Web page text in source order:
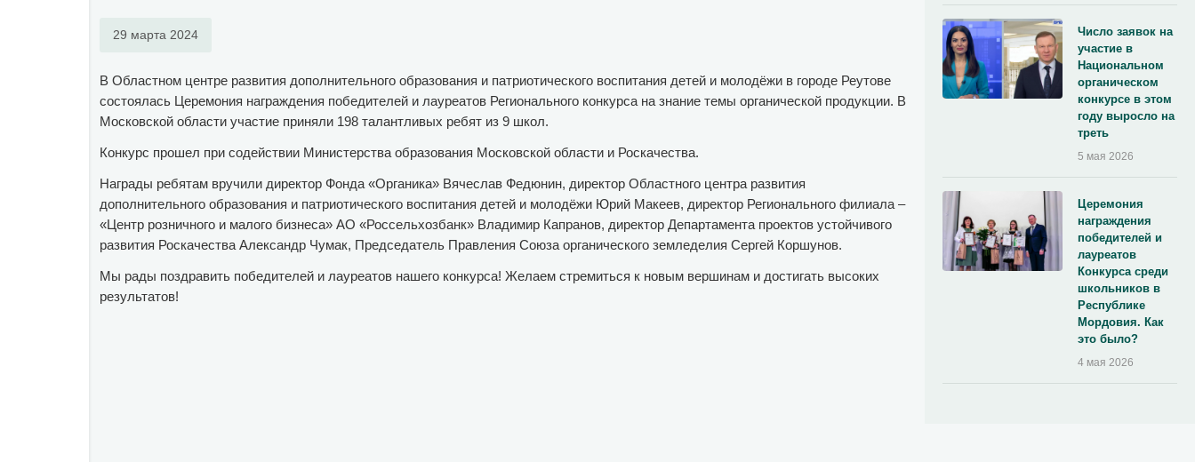
29 марта 2024
В Областном центре развития дополнительного образования и патриотического воспитания детей и молодёжи в городе Реутове
состоялась Церемония награждения победителей и лауреатов Регионального конкурса на знание темы органической продукции. В
Московской области участие приняли 198 талантливых ребят из 9 школ.
Конкурс прошел при содействии Министерства образования Московской области и Роскачества.
Награды ребятам вручили директор Фонда «Органика» Вячеслав Федюнин, директор Областного центра развития
дополнительного образования и патриотического воспитания детей и молодёжи Юрий Макеев, директор Регионального филиала –
«Центр розничного и малого бизнеса» АО «Россельхозбанк» Владимир Капранов, директор Департамента проектов устойчивого
развития Роскачества Александр Чумак, Председатель Правления Союза органического земледелия Сергей Коршунов.
Мы рады поздравить победителей и лауреатов нашего конкурса! Желаем стремиться к новым вершинам и достигать высоких
результатов!
Число заявок на
участие в
Национальном
органическом
конкурсе в этом
году выросло на
треть
5 мая 2026
Церемония
награждения
победителей и
лауреатов
Конкурса среди
школьников в
Республике
Мордовия. Как
это было?
4 мая 2026